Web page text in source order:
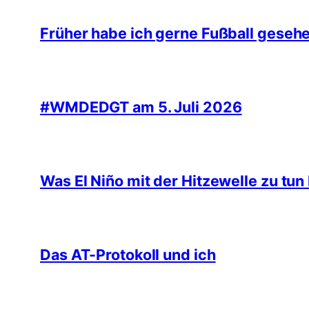
Früher habe ich gerne Fußball
#WMDEDGT am 5. Juli 2026
Was El Niño mit der Hitzewelle zu tun
Das AT-Protokoll und ich